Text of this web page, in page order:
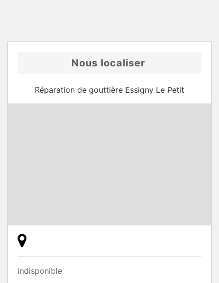
Nous localiser
Réparation de gouttière Essigny Le Petit
indisponible